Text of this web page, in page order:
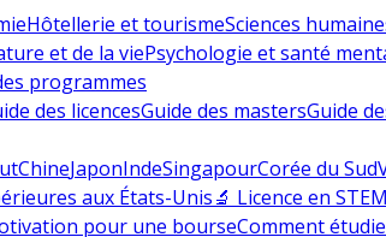
Hôtellerie et tourismeSciences
et de la viePsychologie et santé
programmes
des licencesGuide des mastersGuide
ChineJaponIndeSingapourCorée du Sud
aux États-Unis🔬 Licence en STEM
pour une bourseComment